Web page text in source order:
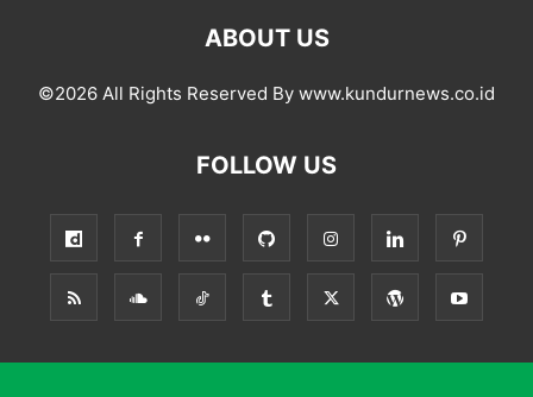
ABOUT US
©2026 All Rights Reserved By www.kundurnews.co.id
FOLLOW US